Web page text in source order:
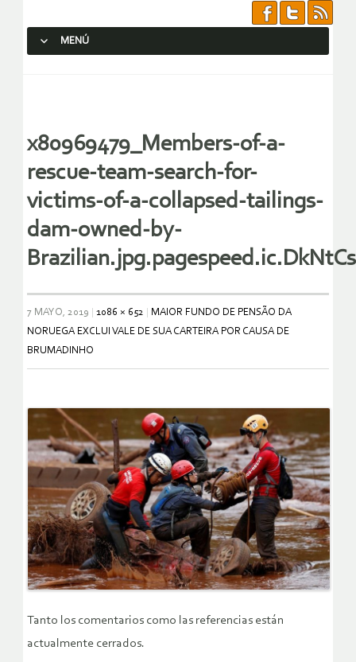
MENÚ
x80969479_Members-of-a-
rescue-team-search-for-
victims-of-a-collapsed-tailings-
dam-owned-by-
7 MAYO, 2019 1086 × 652
MAIOR FUNDO DE PENSÃO DA
NORUEGA EXCLUI VALE DE SUA CARTEIRA POR CAUSA DE
BRUMADINHO
Tanto los comentarios como las referencias están
actualmente cerrados.